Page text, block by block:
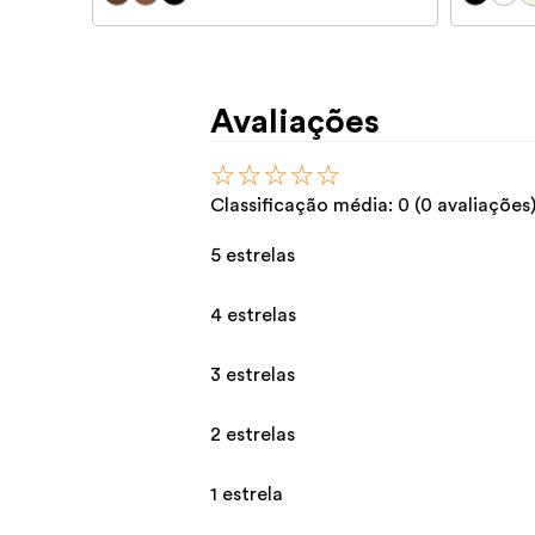
Avaliações
☆☆☆☆☆
Classificação média: 0 (0 avaliações)
5 estrelas
4 estrelas
3 estrelas
2 estrelas
1 estrela